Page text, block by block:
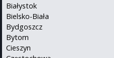
Białystok
Bielsko-Biała
Bydgoszcz
Bytom
Cieszyn